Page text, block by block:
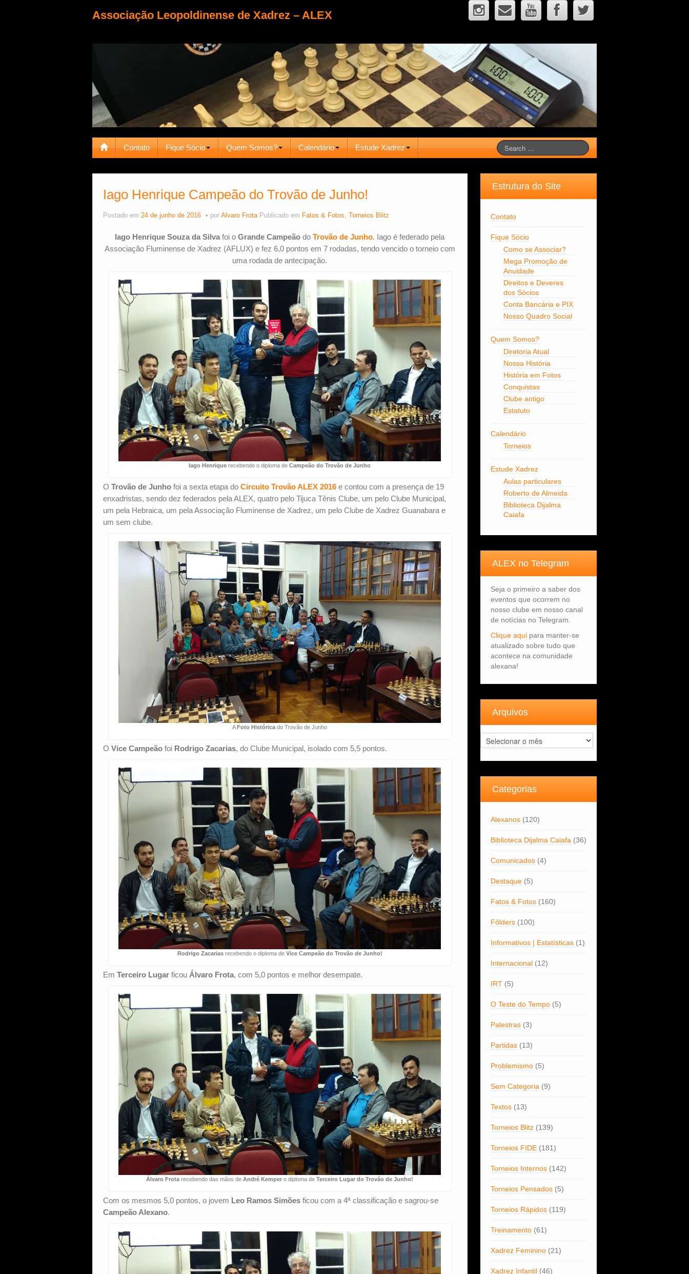
Associação Leopoldinense de Xadrez – ALEX
Contato Fique Sócio Quem Somos? Calendário Estude Xadrez
Iago Henrique Campeão do Trovão de Junho!
Postado em 24 de junho de 2016 por Alvaro Frota Publicado em Fatos & Fotos, Torneios Blitz
Iago Henrique Souza da Silva foi oGrande Campeão doTrovão de Junho. Iago é federado pela
Associação Fluminense de Xadrez (AFLUX) e fez 6,0 pontos em 7 rodadas, tendo vencido o torneio com
uma rodada de antecipação.
Iago Henrique recebendo o diploma deCampeão do Trovão de Junho
O Trovão de Junho foi a sexta etapa do Circuito Trovão ALEX 2016 e contou com a presença de 19
enxadristas, sendo dez federados pela ALEX, quatro pelo Tijuca Tênis Clube, um pelo Clube Municipal,
um pela Hebraica, um pela Associação Fluminense de Xadrez, um pelo Clube de Xadrez Guanabara e
um sem clube.
AFoto Histórica do Trovão de Junho
O Vice Campeão foi Rodrigo Zacarias, do Clube Municipal, isolado com 5,5 pontos.
Rodrigo Zacariasrecebendo o diploma de Vice Campeão do Trovão de Junho!
Em Terceiro Lugar ficou Álvaro Frota, com 5,0 pontos e melhor desempate.
Álvaro Frota recebendo das mãos deAndré Kemper o diploma deTerceiro Lugar do Trovão de Junho!
Com os mesmos 5,0 pontos, o jovem Leo Ramos Simões ficou com a 4ª classificação e sagrou-se
Campeão Alexano.
Estrutura do Site
Contato
Fique Sócio
Como se Associar?
Mega Promoção de
Anuidade
Direitos e Deveres
dos Sócios
Conta Bancária e PIX
Nosso Quadro Social
Quem Somos?
Diretoria Atual
Nossa História
História em Fotos
Conquistas
Clube antigo
Estatuto
Calendário
Torneios
Estude Xadrez
Aulas particulares
Roberto de Almeida
Biblioteca Dijalma
Caiafa
ALEX no Telegram
Seja o primeiro a saber dos
eventos que ocorrem no
nosso clube em nosso canal
de notícias no Telegram.
Clique aquipara manter-se
atualizado sobre tudo que
acontece na comunidade
alexana!
Arquivos
Arquivos
Categorias
Alexanos(120)
Biblioteca Dijalma Caiafa(36)
Comunicados(4)
Destaque(5)
Fatos & Fotos(160)
Fôlders(100)
Informativos | Estatísticas(1)
Internacional(12)
IRT(5)
O Teste do Tempo(5)
Palestras(3)
Partidas(13)
Problemismo(5)
Sem Categoria(9)
Textos(13)
Torneios Blitz(139)
Torneios FIDE(181)
Torneios Internos(142)
Torneios Pensados(5)
Torneios Rápidos(119)
Treinamento(61)
Xadrez Feminino(21)
Xadrez Infantil(46)